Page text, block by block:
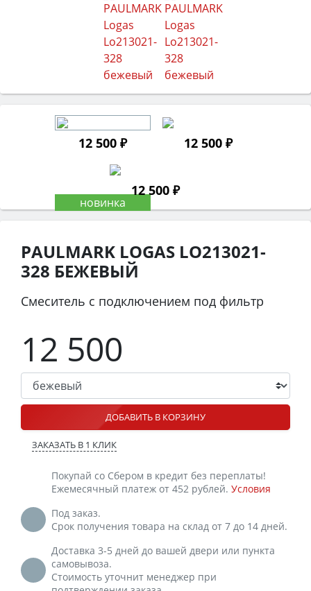
12 500 ₽ 12 500 ₽
12 500 ₽
PAULMARK LOGAS LO213021-
328 БЕЖЕВЫЙ
Смеситель с подключением под фильтр
12 500
ДОБАВИТЬ В КОРЗИНУ
ЗАКАЗАТЬ В 1 КЛИК
Покупай со Сбером в кредит без переплаты!
Ежемесячный платеж от 452 рублей. Условия
Под заказ.
Срок получения товара на склад от 7 до 14 дней.
Доставка 3-5 дней до вашей двери или пункта
самовывоза.
Стоимость уточнит менеджер при